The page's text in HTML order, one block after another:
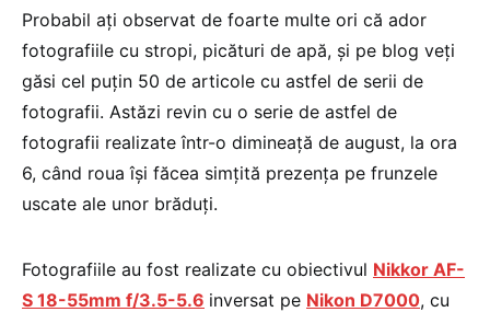
Probabil ați observat de foarte multe ori că ador
fotografiile cu stropi, picături de apă, și pe blog veți
găsi cel puțin 50 de articole cu astfel de serii de
fotografii. Astăzi revin cu o serie de astfel de
fotografii realizate într-o dimineață de august, la ora
6, când roua își făcea simțită prezența pe frunzele
uscate ale unor brăduți.
Fotografiile au fost realizate cu obiectivul Nikkor AF-
S 18-55mm f/3.5-5.6 inversat pe Nikon D7000, cu